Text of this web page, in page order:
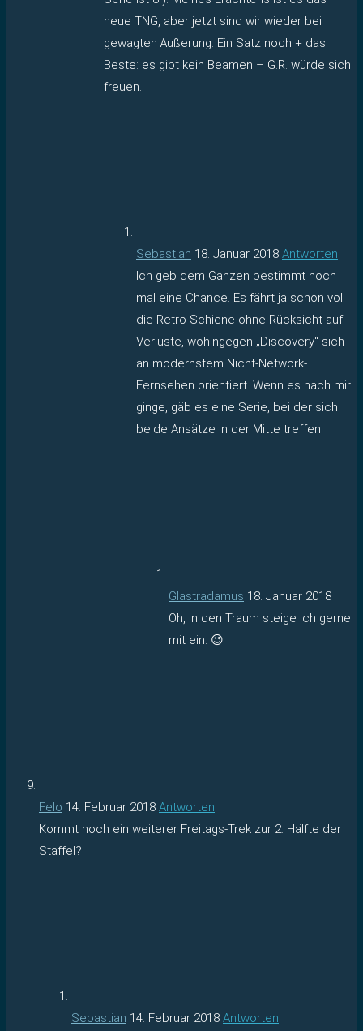
neue TNG, aber jetzt sind wir wieder bei
gewagten Äußerung. Ein Satz noch + das
Beste: es gibt kein Beamen – G.R. würde sich
freuen.
Sebastian 18. Januar 2018 Antworten
Ich geb dem Ganzen bestimmt noch
mal eine Chance. Es fährt ja schon voll
die Retro-Schiene ohne Rücksicht auf
Verluste, wohingegen „Discovery“ sich
an modernstem Nicht-Network-
Fernsehen orientiert. Wenn es nach mir
ginge, gäb es eine Serie, bei der sich
beide Ansätze in der Mitte treffen.
Glastradamus 18. Januar 2018
Oh, in den Traum steige ich gerne
mit ein. 😉
Felo 14. Februar 2018 Antworten
Kommt noch ein weiterer Freitags-Trek zur 2. Hälfte der
Staffel?
Sebastian 14. Februar 2018 Antworten